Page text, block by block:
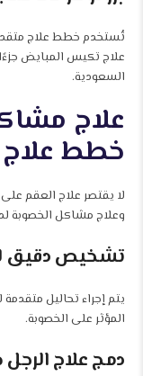
تُستخدم خطط علاج
علاج تكيس المبايض
السعودية.
علاج
خطط علاج
لا يقتصر علاج العقم
وعلاج مشاكل الخصوبة
تشخيص دقيق
يتم إجراء تحاليل
المؤثر على الخصوبة.
دمج علاج